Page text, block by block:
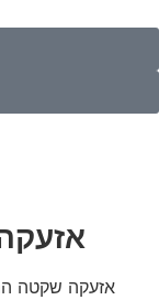
אזעקה שקטה